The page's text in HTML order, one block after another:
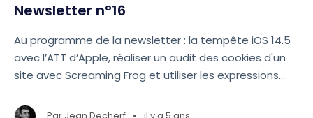
Newsletter n°16
Au programme de la newsletter : la tempête iOS 14.5
avec l’ATT d’Apple, réaliser un audit des cookies d'un
site avec Screaming Frog et utiliser les expressions